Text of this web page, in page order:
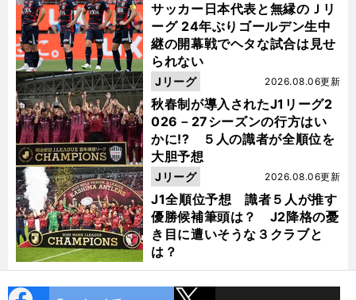
サッカー日本代表と無縁のＪリ
ーグ 24年ぶりゴールデン生中
継の開幕戦でヘタな試合は見せ
られない
秋春制が導入されたJ1リーグ2
026－27シーズンの行方はい
かに!? ５人の識者が全順位を
大胆予想
2026.08.06更新
Jリーグ
J1全順位予想 識者５人が推す
優勝候補筆頭は？ J2降格の憂
き目に遭いそうな３クラブと
は？
2026.08.06更新
Jリーグ